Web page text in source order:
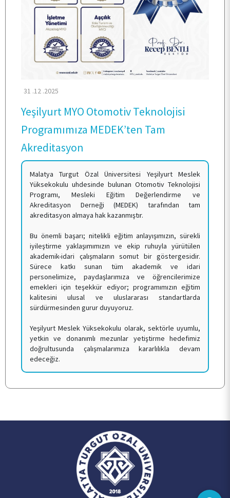
BÖLÜMLER
ARAŞTIRMA
KALİTE
TOPLUMSAL KATKI
E-HİZMET
İLETİŞİM
31 .12 .2025
Yeşilyurt MYO Otomotiv Teknolojisi
Programımıza MEDEK’ten Tam
Akreditasyon
Malatya Turgut Özal Üniversitesi Yeşilyurt Meslek
Yüksekokulu uhdesinde bulunan Otomotiv Teknolojisi
Programı, Mesleki Eğitim Değerlendirme ve
Akreditasyon Derneği (MEDEK) tarafından tam
akreditasyon almaya hak kazanmıştır.
Bu önemli başarı; nitelikli eğitim anlayışımızın, sürekli
iyileştirme yaklaşımımızın ve ekip ruhuyla yürütülen
akademik-idari çalışmaların somut bir göstergesidir.
Sürece katkı sunan tüm akademik ve idari
personelimize, paydaşlarımıza ve öğrencilerimize
emekleri için teşekkür ediyor; programımızın eğitim
kalitesini ulusal ve uluslararası standartlarda
sürdürmesinden gurur duyuyoruz.
Yeşilyurt Meslek Yüksekokulu olarak, sektörle uyumlu,
yetkin ve donanımlı mezunlar yetiştirme hedefimiz
doğrultusunda çalışmalarımıza kararlılıkla devam
edeceğiz.